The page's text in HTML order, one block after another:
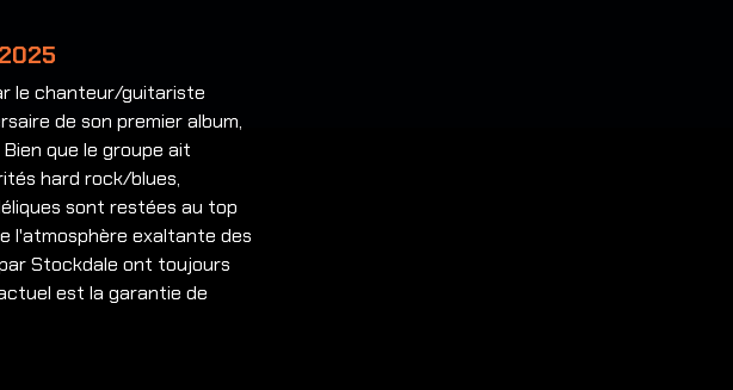
le chanteur/guitariste
de son premier album,
que le groupe ait
hard rock/blues,
sont restées au top
l'atmosphère exaltante des
Stockdale ont toujours
est la garantie de